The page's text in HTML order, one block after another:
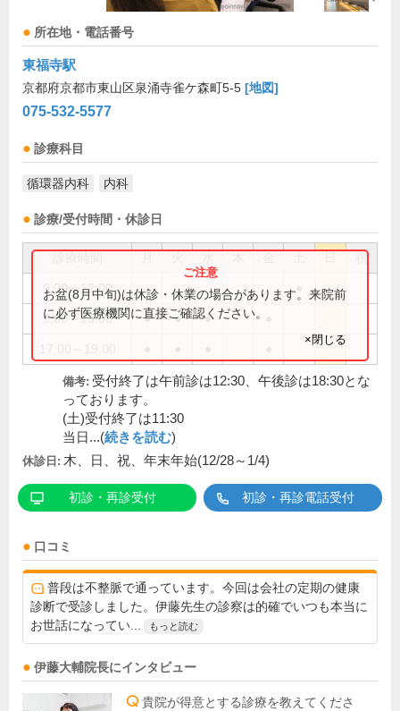
所在地・電話番号
東福寺駅
京都府京都市東山区泉涌寺雀ケ森町5-5 [地図]
075-532-5577
診療科目
循環器内科 内科
診療/受付時間・休診日
祝
9:00～12:00
9:00～13:00 ● ● ●
お盆(8月中旬)は休診・休業の場合があります。来院前
に必ず医療機関に直接ご確認ください。
×閉じる
備考: 受付終了は午前診は12:30、午後診は18:30とな
っております。
(土)受付終了は11:30
当日...(続きを読む)
休診日: 木、日、祝、年末年始(12/28～1/4)
初診・再診受付 初診・再診電話受付
口コミ
普段は不整脈で通っています。今回は会社の定期の健康
診断で受診しました。伊藤先生の診察は的確でいつも本当に
お世話になってい...
もっと読む
伊藤大輔院長にインタビュー
貴院が得意とする診療を教えてくださ